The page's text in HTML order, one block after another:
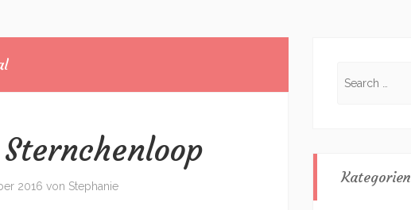
2016 von Stephanie Kategorien